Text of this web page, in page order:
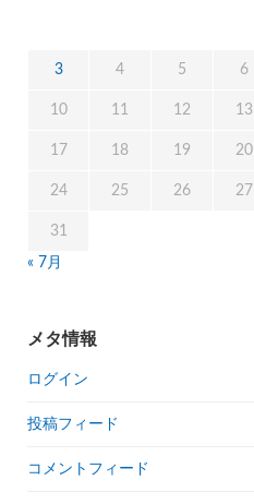
3 4 5 6
10 11 12 13
17 18 19 20
24 25 26 27
31
« 7月
メタ情報
ログイン
投稿フィード
コメントフィード